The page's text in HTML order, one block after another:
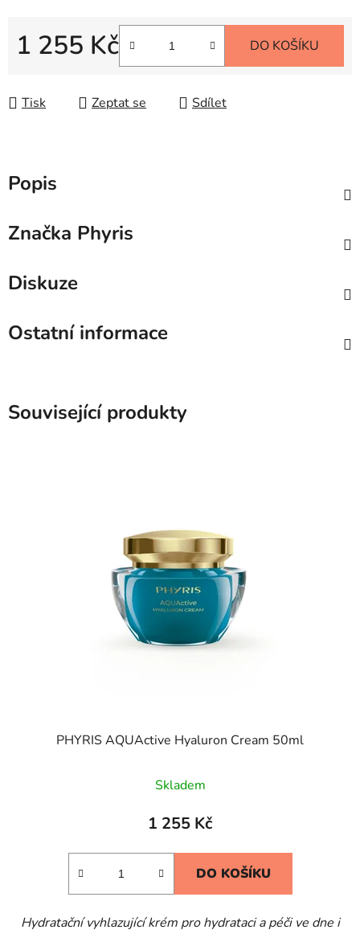
1 255 Kč DO KOŠÍKU
Tisk Zeptat se Sdílet
Popis
Značka Phyris
Diskuze
Ostatní informace
Související produkty
PHYRIS AQUActive Hyaluron Cream 50ml
Skladem
1 255 Kč
DO KOŠÍKU
Hydratační vyhlazující krém pro hydrataci a péči ve dne i